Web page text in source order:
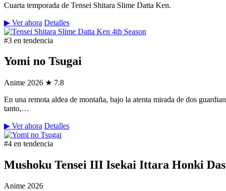
Cuarta temporada de Tensei Shitara Slime Datta Ken.
▶ Ver ahora Detalles
#3 en tendencia
Yomi no Tsugai
Anime 2026 ★ 7.8
En una remota aldea de montaña, bajo la atenta mirada de dos
tanto,…
▶ Ver ahora Detalles
#4 en tendencia
Mushoku Tensei III Isekai Ittara Honki
Anime 2026